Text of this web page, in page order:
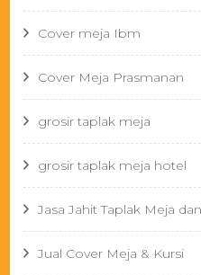
Cover meja Ibm
Cover Meja Prasmanan
grosir taplak meja
grosir taplak meja hotel
Jasa Jahit Taplak Meja
Jual Cover Meja & Kursi